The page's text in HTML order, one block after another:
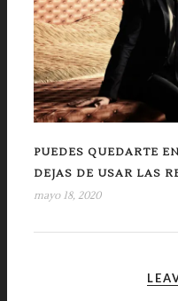
PUEDES QUEDARTE
DEJAS DE USAR LAS
mayo 18, 2020